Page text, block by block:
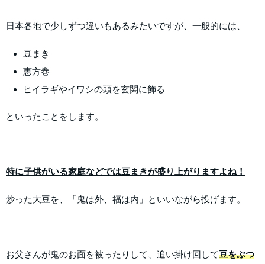
日本各地で少しずつ違いもあるみたいですが、一般的には、
豆まき
恵方巻
ヒイラギやイワシの頭を玄関に飾る
といったことをします。
特に子供がいる家庭などでは豆まきが盛り上がりますよね！
炒った大豆を、「鬼は外、福は内」といいながら投げます。
お父さんが鬼のお面を被ったりして、追い掛け回して豆をぶつ